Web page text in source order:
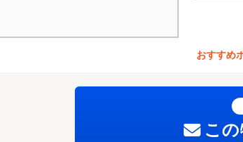
おすすめ
こ